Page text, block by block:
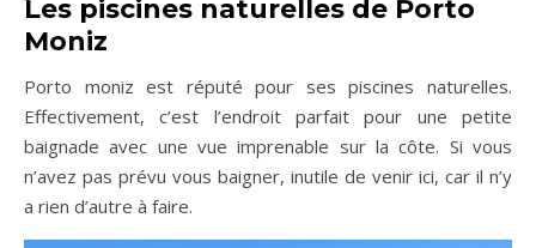
Les piscines naturelles de Porto
Moniz
Porto moniz est réputé pour ses piscines naturelles.
Effectivement, c’est l’endroit parfait pour une petite
baignade avec une vue imprenable sur la côte. Si vous
n’avez pas prévu vous baigner, inutile de venir ici, car il n’y
a rien d’autre à faire.